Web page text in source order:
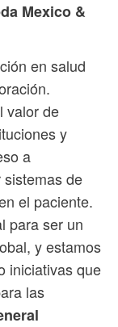
Mexico &
en salud
valor de
y
a
de
el paciente.
para ser un
y estamos
iniciativas que
las